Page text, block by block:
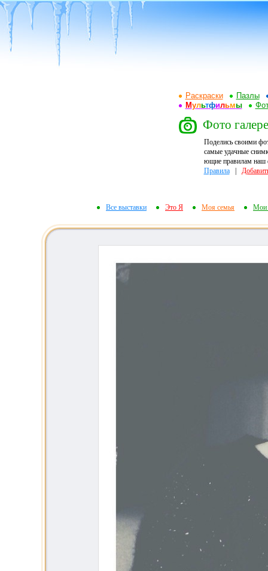
Раскраски
Пазлы
Мультфильмы
Фото
Поделись своими
самые удачные
ющие правилам наш
Правила|
Все выставки Это Я Моя семья Мои